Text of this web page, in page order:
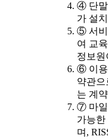
④ 단말
가 설
⑤ 서비
여 교
정보원
⑥ 이용
약관
는 계
⑦ 마일
가능한
며,